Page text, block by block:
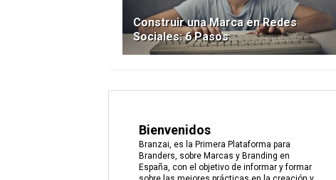
Construir una Marca en Redes
Sociales: 6 Pasos
Bienvenidos
Branzai, es la Primera Plataforma para
Branders, sobre Marcas y Branding en
España, con el objetivo de informar y formar